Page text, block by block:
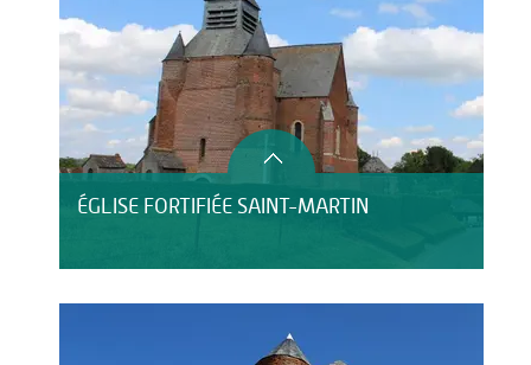
ÉGLISE FORTIFIÉE SAINT-MARTIN